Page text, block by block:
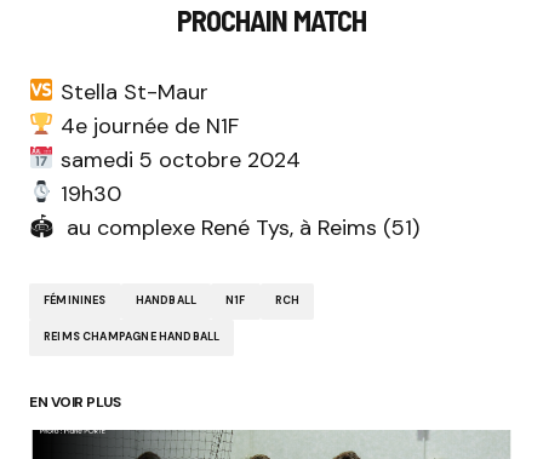
PROCHAIN MATCH
Stella St-Maur
4e journée de N1F
samedi 5 octobre 2024
19h30
🏟 au complexe René Tys, à Reims (51)
FÉMININES HANDBALL N1F RCH
REIMS CHAMPAGNE HANDBALL
EN VOIR PLUS